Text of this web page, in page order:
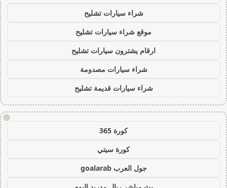
شراء سيارات تشليح
موقع شراء سيارات تشليح
ارقام يشترون سيارات تشليح
شراء سيارات مصدومة
شراء سيارات قديمة تشليح
!
كورة 365
كورة سيتي
جول العرب goalarab